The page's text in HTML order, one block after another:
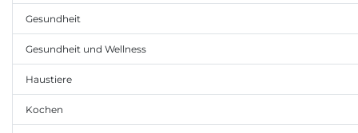
Gesundheit
Gesundheit und Wellness
Haustiere
Kochen